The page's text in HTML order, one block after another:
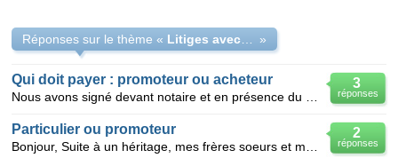
Réponses sur le thème « »
3
réponses
Qui doit payer : promoteur ou acheteur
2
réponses
Particulier ou promoteur